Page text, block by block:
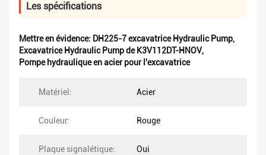
Les spécifications
Mettre en évidence: DH225-7 excavatrice Hydraulic Pump,
Excavatrice Hydraulic Pump de K3V112DT-HNOV,
Pompe hydraulique en acier pour l'excavatrice
Matériel: Acier
Couleur: Rouge
Plaque signalétique: Oui